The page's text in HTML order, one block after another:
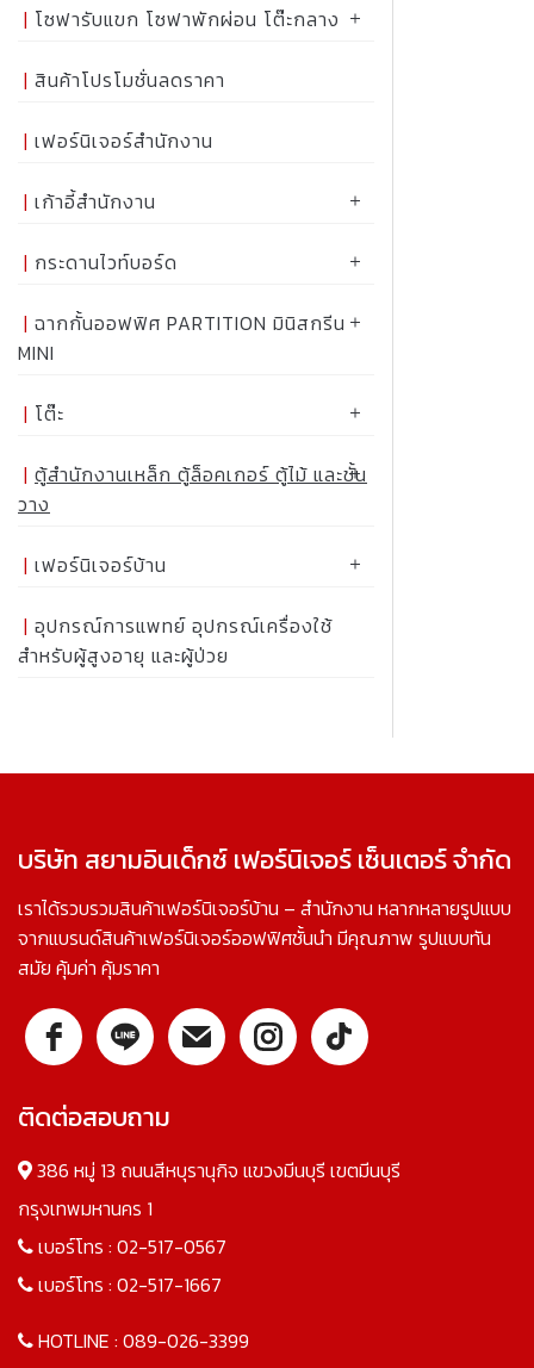
โซฟารับแขก โซฟาพักผ่อน โต๊ะกลาง
สินค้าโปรโมชั่นลดราคา
เฟอร์นิเจอร์สำนักงาน
เก้าอี้สำนักงาน
กระดานไวท์บอร์ด
ฉากกั้นออฟฟิศ PARTITION มินิสกรีน
MINI
โต๊ะ
ตู้สำนักงานเหล็ก ตู้ล็อคเกอร์ ตู้ไม้ และชั้น
วาง
เฟอร์นิเจอร์บ้าน
อุปกรณ์การแพทย์ อุปกรณ์เครื่องใช้
สำหรับผู้สูงอายุ และผู้ป่วย
บริษัท สยามอินเด็กซ์ เฟอร์นิเจอร์ เซ็นเตอร์ จำกัด
เราได้รวบรวมสินค้าเฟอร์นิเจอร์บ้าน – สำนักงาน หลากหลายรูปแบบ
จากแบรนด์สินค้าเฟอร์นิเจอร์ออฟฟิศชั้นนำ มีคุณภาพ รูปแบบทัน
สมัย คุ้มค่า คุ้มราคา
ติดต่อสอบถาม
386 หมู่ 13 ถนนสีหบุรานุกิจ แขวงมีนบุรี เขตมีนบุรี
กรุงเทพมหานคร 1
เบอร์โทร : 02-517-0567
เบอร์โทร : 02-517-1667
HOTLINE : 089-026-3399